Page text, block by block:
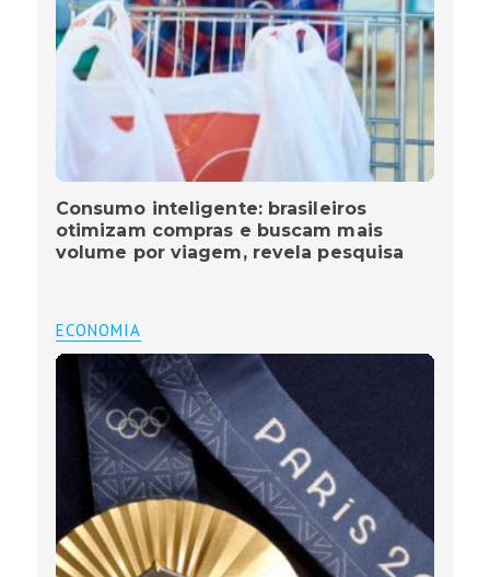
Consumo inteligente: brasileiros
otimizam compras e buscam mais
volume por viagem, revela pesquisa
ECONOMIA